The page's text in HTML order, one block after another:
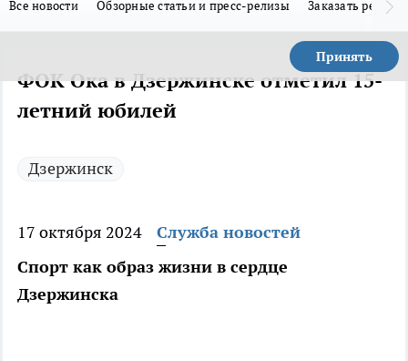
Все новости Обзорные статьи и пресс-релизы Заказать
Принять
ФОК Ока в Дзержинске отметил 15-
летний юбилей
Дзержинск
17 октября 2024
Служба новостей
Спорт как образ жизни в сердце
Дзержинска